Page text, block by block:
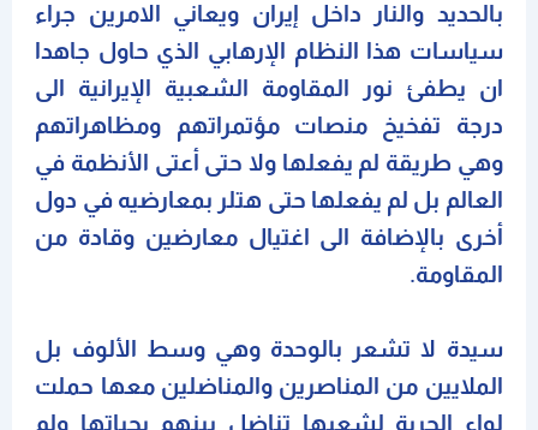
بالحديد والنار داخل إيران ويعاني الامرين جراء
سياسات هذا النظام الإرهابي الذي حاول جاهدا
ان يطفئ نور المقاومة الشعبية الإيرانية الى
درجة تفخيخ منصات مؤتمراتهم ومظاهراتهم
وهي طريقة لم يفعلها ولا حتى أعتى الأنظمة في
العالم بل لم يفعلها حتى هتلر بمعارضيه في دول
أخرى بالإضافة الى اغتيال معارضين وقادة من
المقاومة.
سيدة لا تشعر بالوحدة وهي وسط الألوف بل
الملايين من المناصرين والمناضلين معها حملت
لواء الحرية لشعبها تناضل بينهم بحياتها ولم